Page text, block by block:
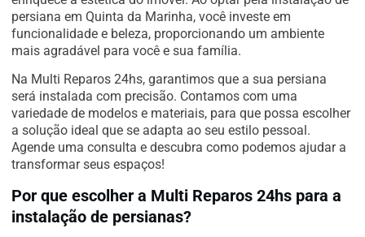
persiana em Quinta da Marinha, você investe em
funcionalidade e beleza, proporcionando um ambiente
mais agradável para você e sua família.
Na Multi Reparos 24hs, garantimos que a sua persiana
será instalada com precisão. Contamos com uma
variedade de modelos e materiais, para que possa escolher
a solução ideal que se adapta ao seu estilo pessoal.
Agende uma consulta e descubra como podemos ajudar a
transformar seus espaços!
Por que escolher a Multi Reparos 24hs para a
instalação de persianas?